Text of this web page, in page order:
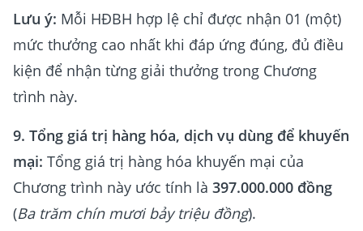
Lưu ý: Mỗi HĐBH hợp lệ chỉ được nhận 01 (một)
mức thưởng cao nhất khi đáp ứng đúng, đủ điều
kiện để nhận từng giải thưởng trong Chương
trình này.
9. Tổng giá trị hàng hóa, dịch vụ dùng để khuyến
mại: Tổng giá trị hàng hóa khuyến mại của
Chương trình này ước tính là 397.000.000 đồng
(Ba trăm chín mươi bảy triệu đồng).